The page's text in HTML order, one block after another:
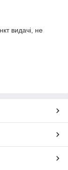
видачі, не